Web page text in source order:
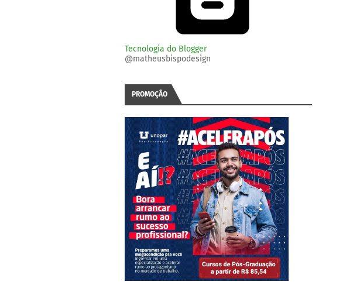
Tecnologia do Blogger
@matheusbispodesign
PROMOÇÃO